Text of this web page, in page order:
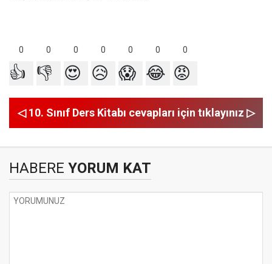
0 0 0 0 0 0 0
👍 👎 😍 😥 😱 😂 😡
◁ 10. Sınıf Ders Kitabı cevapları için tıklayınız ▷
HABERE YORUM KAT